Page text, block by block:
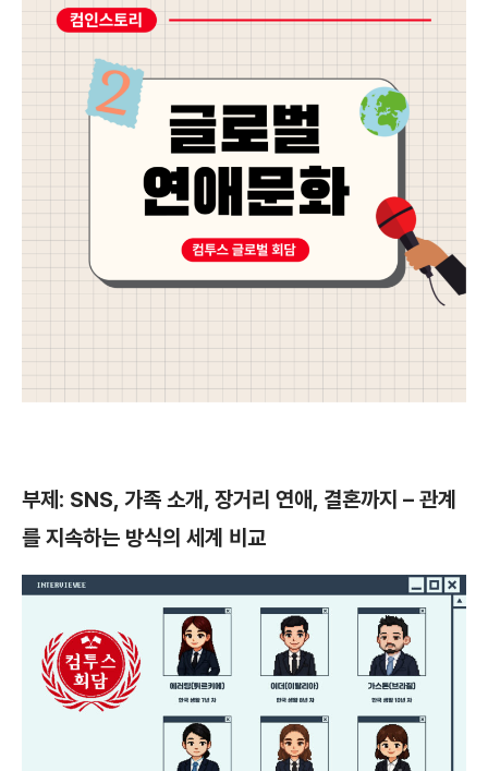
부제: SNS, 가족 소개, 장거리 연애, 결혼까지 – 관계
를 지속하는 방식의 세계 비교